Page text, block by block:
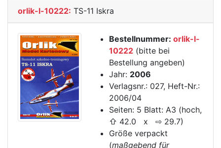
orlik-l-10222: TS-11 Iskra
Bestellnummer: orlik-l-
10222 (bitte bei
Bestellung angeben)
Jahr: 2006
Verlagsnr.: 027, Heft-Nr.:
2006/04
Seiten: 5 Blatt: A3 (hoch,
⇧ 42.0 x ⇨ 29.7)
Größe verpackt
(maßgebend für